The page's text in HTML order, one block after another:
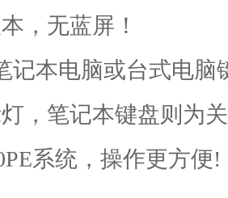
，无蓝屏！
记本电脑或台式电
，笔记本键盘则为
系统，操作更方便!